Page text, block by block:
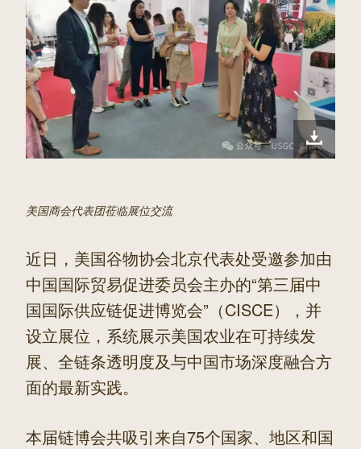
美国商会代表团莅临展位交流
近日，美国谷物协会北京代表处受邀参加由
中国国际贸易促进委员会主办的“第三届中
国国际供应链促进博览会”（CISCE），并
设立展位，系统展示美国农业在可持续发
展、全链条透明度及与中国市场深度融合方
面的最新实践。
本届链博会共吸引来自75个国家、地区和国